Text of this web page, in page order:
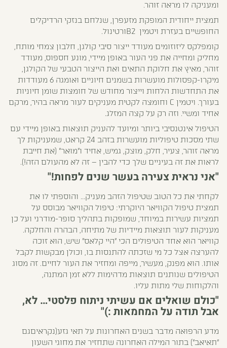
ומעניקה לו מראה זוהר.
תמצית ייחודית המופקת מזעפרן, שנלחם בנזקי הרדיקלים
החופשיים בעזרת ויטמין B2ורטינול.
קומפלקס ליזוזומים מעודד ייצור סיבי קולגן, חלבון צמחי מותח,
מחליק ומחייה את פני העור באופן מיידי, מונע חספוס, מעודד
זוהר, מאיץ את חלוקת התאים ואת הייצור הטבעי של הקולגן,
מיקרו-קפסולות מועשרות בשמנים חיוניים ואומגה 6 מעודדות
את התחדשות הלחות וייצור מחודש של חומצות שומן חיוניות
בעורך. ויטמין C וחומצה לקטית מעניקים לעור מראה בהיר, מרקם
אחיד ומשיי. וזה רק על קצה המזלג.
הטיפול אינטנסיבי ביותר ומיועד להעניק תוצאות באופן מיידי עם
שתי מסכות טיפוליות מועשרות בזהב 24 קראט, שמעניקות לך
מראה זוהר, צעיר, חלק, מוצק, גמיש, אחיד ו"מואר" (את חייבת
לראות את זה בעיניים שלך כדי להבין – זה לא מהעולם הזה!).
"אני נראית צעירה בעשר שנים לפחות!"
לקחתי את כל הטוב שטיפול הזהב מעניק… והוספתי לו את
תמצית טיפול הקוויאר היוקרתי: טיפול הקוויאר מבוסס על
תמציות עשירות במיוחד, שמופקות בתהליך סופר-מודרני ועל כן
מעניקות לעור תוצאות מיידיות של מתיחה, הבהרה והחלקה.
קוויאר הוא אחד הטיפולים הכי "היי קלאס" שיש, הוא זוכה
להערצה אצל כל מי שזכתה להתנסות בו, וכולן מבקשות לקבל
אותו. הוא מפנק, מעשיר, מייפה ומחזיר את העור לחיים. זה מסוג
הטיפולים שנותנים תוצאות מדהימות ללא זמן המתנה,
והלקוחות שלי מתות עליו.
"כולם שואלים אם עשיתי ניתוח פלסטי… לא,
אבל תודה על המחמאות :)"
מדע הרפואה מדבר בשנים האחרונות על תאי גזע(נקראיםגם
"תאיאב") בתור המילה האחרונה שתחזיר את מחוגי השעון